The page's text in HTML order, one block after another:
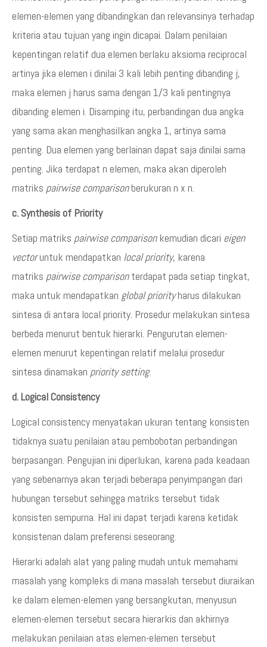
elemen-elemen yang dibandingkan dan relevansinya terhadap
kriteria atau tujuan yang ingin dicapai. Dalam penilaian
kepentingan relatif dua elemen berlaku aksioma reciprocal
artinya jika elemen i dinilai 3 kali lebih penting dibanding j,
maka elemen j harus sama dengan 1/3 kali pentingnya
dibanding elemen i. Disamping itu, perbandingan dua angka
yang sama akan menghasilkan angka 1, artinya sama
penting. Dua elemen yang berlainan dapat saja dinilai sama
penting. Jika terdapat n elemen, maka akan diperoleh
matriks pairwise comparisonberukuran n x n.
c. Synthesis of Priority
Setiap matriks pairwise comparisonkemudian dicari eigen
vectoruntuk mendapatkan local priority, karena
matriks pairwise comparisonterdapat pada setiap tingkat,
maka untuk mendapatkan global priorityharus dilakukan
sintesa di antara local priority. Prosedur melakukan sintesa
berbeda menurut bentuk hierarki. Pengurutan elemen-
elemen menurut kepentingan relatif melalui prosedur
sintesa dinamakan priority setting.
d. Logical Consistency
Logical consistency menyatakan ukuran tentang konsisten
tidaknya suatu penilaian atau pembobotan perbandingan
berpasangan. Pengujian ini diperlukan, karena pada keadaan
yang sebenarnya akan terjadi beberapa penyimpangan dari
hubungan tersebut sehingga matriks tersebut tidak
konsisten sempurna. Hal ini dapat terjadi karena ketidak
konsistenan dalam preferensi seseorang.
Hierarki adalah alat yang paling mudah untuk memahami
masalah yang kompleks di mana masalah tersebut diuraikan
ke dalam elemen-elemen yang bersangkutan, menyusun
elemen-elemen tersebut secara hierarkis dan akhirnya
melakukan penilaian atas elemen-elemen tersebut